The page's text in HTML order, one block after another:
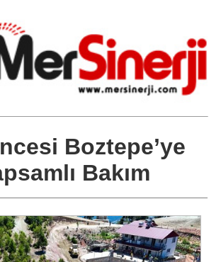
Boztepe’ye
Bakım